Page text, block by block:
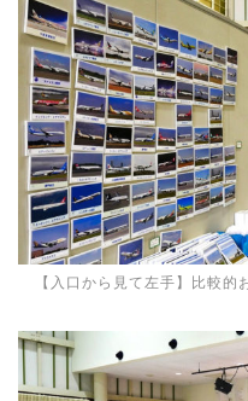
【入口から見て左手】比較的